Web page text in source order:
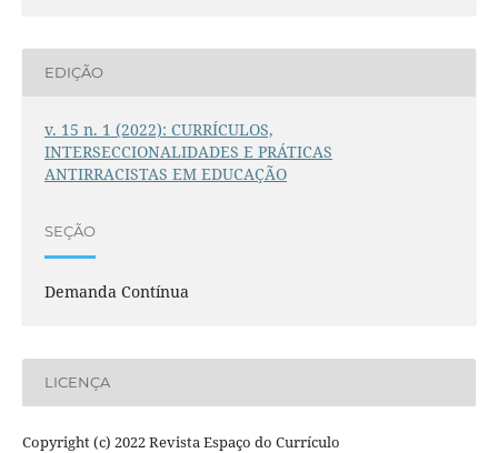
EDIÇÃO
v. 15 n. 1 (2022): CURRÍCULOS,
INTERSECCIONALIDADES E PRÁTICAS
ANTIRRACISTAS EM EDUCAÇÃO
SEÇÃO
Demanda Contínua
LICENÇA
Copyright (c) 2022 Revista Espaço do Currículo